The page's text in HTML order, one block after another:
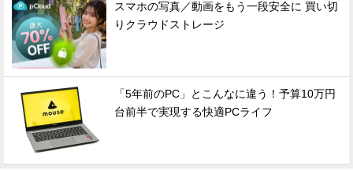
スマホの写真／動画をもう一段安全に 買い切
りクラウドストレージ
「5年前のPC」とこんなに違う！予算10万円
台前半で実現する快適PCライフ